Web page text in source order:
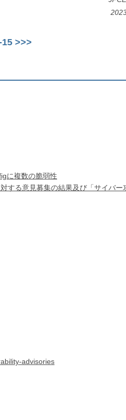
>>>
に複数の脆弱性
する意見募集の結果及び「サイバー
advisories